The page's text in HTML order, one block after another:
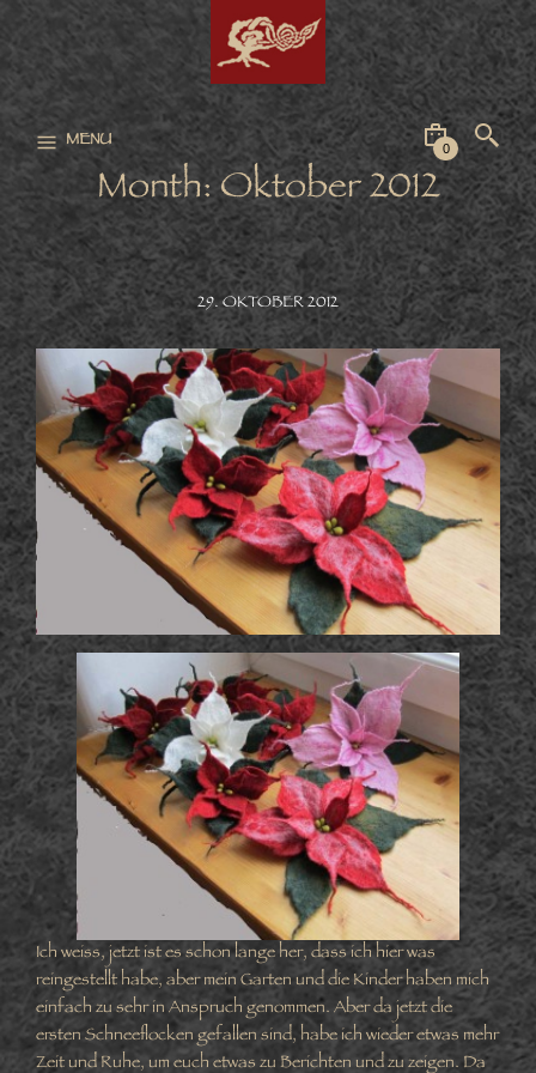
MENU 0
Month:Oktober 2012
29. OKTOBER 2012
Ich weiss, jetzt ist es schon lange her, dass ich hier was
reingestellt habe, aber mein Garten und die Kinder haben mich
einfach zu sehr in Anspruch genommen. Aber da jetzt die
ersten Schneeflocken gefallen sind, habe ich wieder etwas mehr
Zeit und Ruhe, um euch etwas zu Berichten und zu zeigen. Da